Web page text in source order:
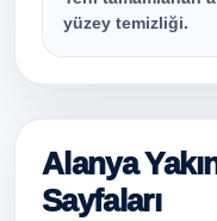
yüzey temizliği.
Alanya
Sayfaları